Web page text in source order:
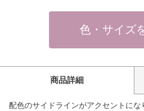
色・サイズ
商品詳細
配色のサイドラインがアクセントに